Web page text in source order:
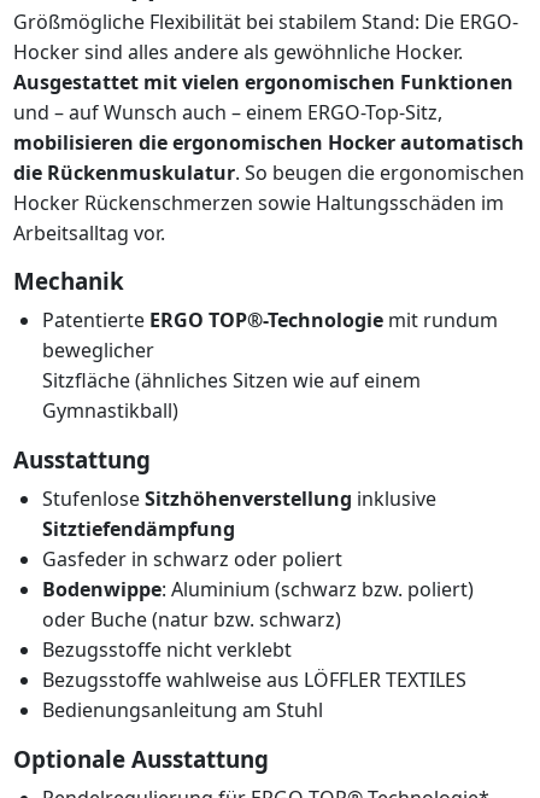
Größmögliche Flexibilität bei stabilem Stand: Die ERGO-
Hocker sind alles andere als gewöhnliche Hocker.
Ausgestattet mit vielen ergonomischen Funktionen
und – auf Wunsch auch – einem ERGO-Top-Sitz,
mobilisieren die ergonomischen Hocker automatisch
die Rückenmuskulatur. So beugen die ergonomischen
Hocker Rückenschmerzen sowie Haltungsschäden im
Arbeitsalltag vor.
Mechanik
Patentierte ERGO TOP®-Technologie mit rundum
beweglicher
Sitzfläche (ähnliches Sitzen wie auf einem
Gymnastikball)
Ausstattung
StufenloseSitzhöhenverstellung inklusive
Sitztiefendämpfung
Gasfeder in schwarz oder poliert
Bodenwippe: Aluminium (schwarz bzw. poliert)
oder Buche (natur bzw. schwarz)
Bezugsstoffe nicht verklebt
Bezugsstoffe wahlweise aus LÖFFLER TEXTILES
Bedienungsanleitung am Stuhl
Optionale Ausstattung